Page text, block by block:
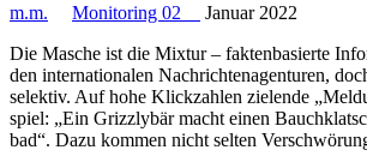
m.m. Monitoring 02
Januar 2022
Die Masche ist die Mixtur – fak­ten­ba­sierte
den inter­na­tio­na­len Nach­rich­ten­agen­tu­ren,
selek­tiv. Auf hohe Klick­zah­len zie­lende
spiel: „Ein Grizz­ly­bär macht einen
bad“. Dazu kommen nicht selten